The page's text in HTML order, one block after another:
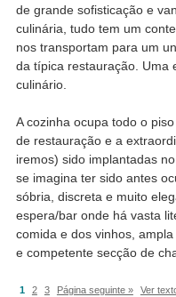
de grande sofisticação e
culinária, tudo tem um
nos transportam para um
da típica restauração. Uma
culinário.
A cozinha ocupa todo o
de restauração e a
iremos) sido implantadas
se imagina ter sido antes
sóbria, discreta e muito
espera/bar onde há vasta
comida e dos vinhos,
e competente secção de
1 2 3 Página seguinte » Ver